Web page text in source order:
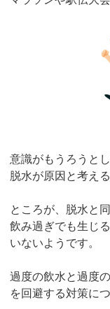
意識がもうろうと
脱水が原因と考え
ところが、脱水と
飲み過ぎでも生じ
いないようです。
過度の飲水と過度
を回避する対策に